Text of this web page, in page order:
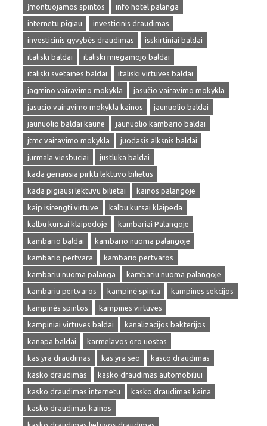
įmontuojamos spintos
info hotel palanga
internetu pigiau
investicinis draudimas
investicinis gyvybės draudimas
isskirtiniai baldai
italiski baldai
italiski miegamojo baldai
italiski svetaines baldai
italiski virtuves baldai
jagmino vairavimo mokykla
jasučio vairavimo mokykla
jasucio vairavimo mokykla kainos
jaunuolio baldai
jaunuolio baldai kaune
jaunuolio kambario baldai
jtmc vairavimo mokykla
juodasis alksnis baldai
jurmala viesbuciai
justluka baldai
kada geriausia pirkti lektuvo bilietus
kada pigiausi lektuvu bilietai
kainos palangoje
kaip isirengti virtuve
kalbu kursai klaipeda
kalbu kursai klaipedoje
kambariai Palangoje
kambario baldai
kambario nuoma palangoje
kambario pertvara
kambario pertvaros
kambariu nuoma palanga
kambariu nuoma palangoje
kambariu pertvaros
kampinė spinta
kampines sekcijos
kampinės spintos
kampines virtuves
kampiniai virtuves baldai
kanalizacijos bakterijos
kanapa baldai
karmelavos oro uostas
kas yra draudimas
kas yra seo
kasco draudimas
kasko draudimas
kasko draudimas automobiliui
kasko draudimas internetu
kasko draudimas kaina
kasko draudimas kainos